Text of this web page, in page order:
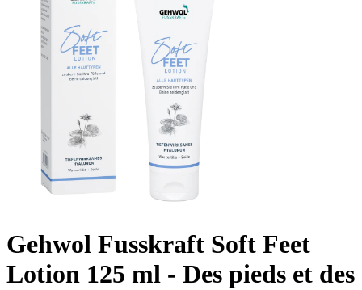
Gehwol Fusskraft Soft Feet
Lotion 125 ml - Des pieds et des